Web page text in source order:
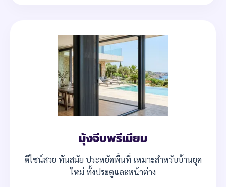
มุ้งจีบพรีเมียม
ดีไซน์สวย ทันสมัย ประหยัดพื้นที่ เหมาะสำหรับบ้านยุค
ใหม่ ทั้งประตูและหน้าต่าง